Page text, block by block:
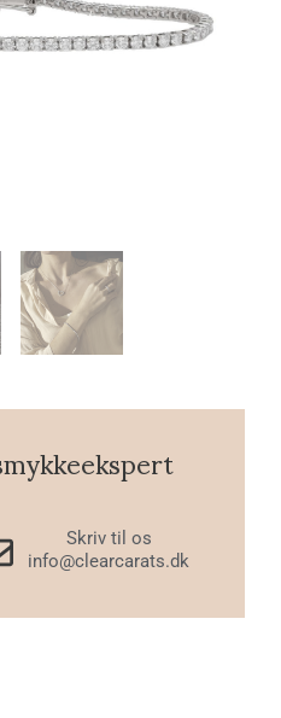
Skriv til os
info@clearcarats.dk